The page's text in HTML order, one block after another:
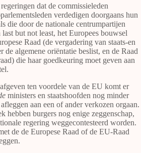
dat de commissieleden
verdedigen doorgaans hun
die door de nationale centrumpartijen
but not least, het Europees bouwsel
Raad (de vergadering van staats-en
de algemene oriëntatie beslist, en de Raad
die haar goedkeuring moet geven aan
ten voordele van de EU komt er
ministers en staatshoofden nog minder
aan een of ander verkozen orgaan.
hebben burgers nog enige zeggenschap,
regering weggecontesteerd worden.
de de Europese Raad of de EU-Raad